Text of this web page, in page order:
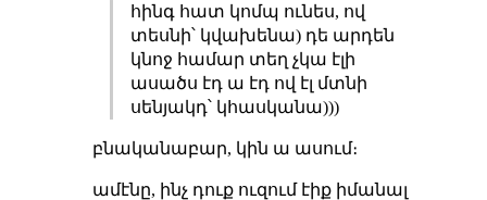
հինգ հատ կոմպ ունես, ով
տեսնի՝ կվախենա) դե արդեն
կնոջ համար տեղ չկա էլի
ասածս էդ ա էդ ով էլ մտնի
սենյակդ՝ կհասկանա)))
բնականաբար, կին ա ասում։
ամէնը, ինչ դուք ուզում էիք իմանալ